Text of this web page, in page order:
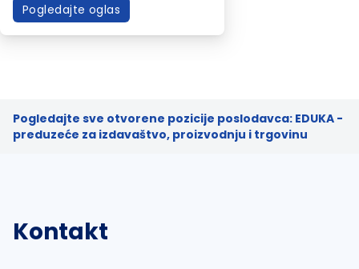
Pogledajte oglas
Pogledajte sve otvorene pozicije poslodavca: EDUKA -
preduzeće za izdavaštvo, proizvodnju i trgovinu
Kontakt